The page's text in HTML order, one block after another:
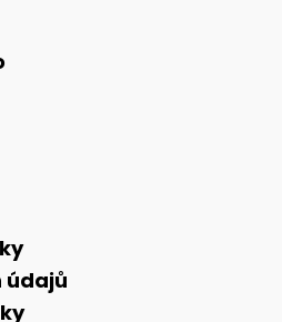
údajů